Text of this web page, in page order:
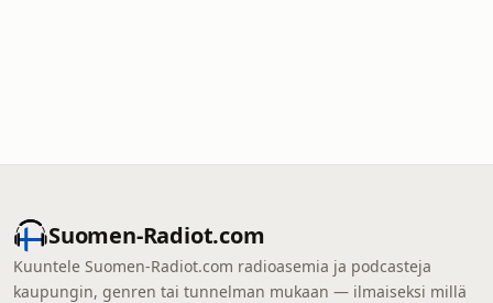
Suomen-Radiot.com
Kuuntele Suomen-Radiot.com radioasemia ja podcasteja
kaupungin, genren tai tunnelman mukaan — ilmaiseksi millä